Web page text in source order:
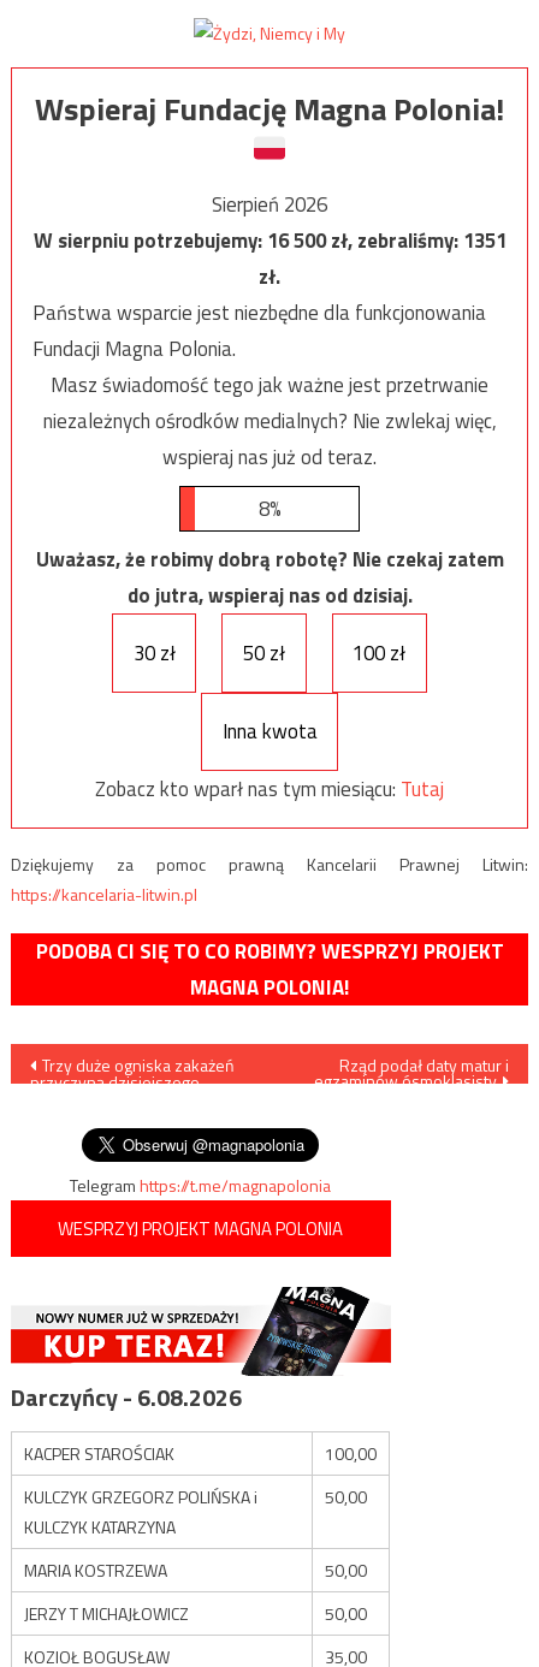
Wspieraj Fundację Magna Polonia!
Sierpień 2026
W sierpniu potrzebujemy:16 500zł, zebraliśmy:1351
zł.
Państwa wsparcie jest niezbędne dla funkcjonowania
Fundacji Magna Polonia.
Masz świadomość tego jak ważne jest przetrwanie
niezależnych ośrodków medialnych? Nie zwlekaj więc,
wspieraj nas już od teraz.
8%
Uważasz, że robimy dobrą robotę? Nie czekaj zatem
do jutra, wspieraj nas od dzisiaj.
30 zł
50 zł 100 zł
Inna kwota
Zobacz kto wparł nas tym miesiącu: Tutaj
Dziękujemy za pomoc prawną Kancelarii Prawnej Litwin:
https://kancelaria-litwin.pl
PODOBA CI SIĘ TO CO ROBIMY? WESPRZYJ PROJEKT
MAGNA POLONIA!
Nawigacja
Trzy duże ogniska zakażeń
przyczyną dzisiejszego
Rząd podał daty matur i
egzaminów ósmoklasisty
Telegramhttps://t.me/magnapolonia
WESPRZYJ PROJEKT MAGNA POLONIA
Darczyńcy - 6.08.2026
KACPER STAROŚCIAK
100,00
KULCZYK GRZEGORZ POLIŃSKA i
KULCZYK KATARZYNA
50,00
MARIA KOSTRZEWA
50,00
JERZY T MICHAJŁOWICZ
50,00
KOZIOŁ BOGUSŁAW
35,00